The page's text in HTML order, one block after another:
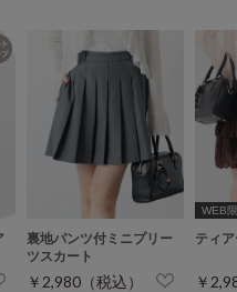
裏地パンツ付ミニプリー
ツスカート
￥2,980（税込）
WEB
ティ
￥